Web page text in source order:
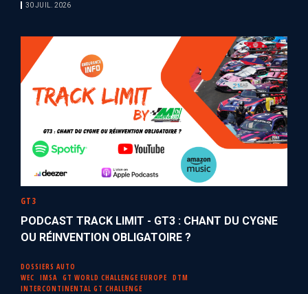
30 JUIL. 2026
GT3
PODCAST TRACK LIMIT - GT3 : CHANT DU CYGNE
OU RÉINVENTION OBLIGATOIRE ?
DOSSIERS AUTO
WEC
IMSA GT WORLD CHALLENGE EUROPE
DTM
INTERCONTINENTAL GT CHALLENGE